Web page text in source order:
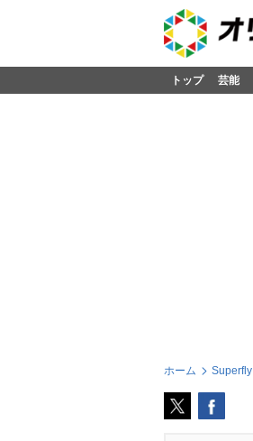
トップ 芸能
ホーム Superfly